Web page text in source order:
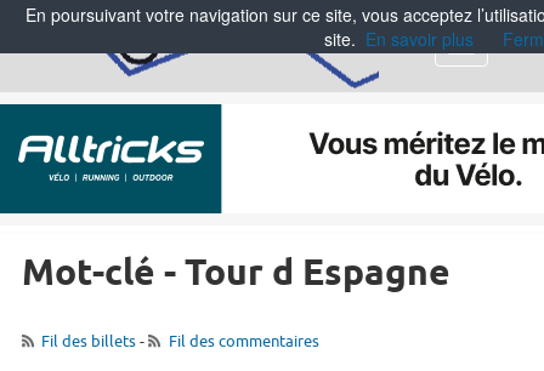
Menu
Mot-clé - Tour d Espagne
Fil des billets- Fil des commentaires
En poursuivant votre navigation sur ce site, vous acceptez
site. En savoir plus